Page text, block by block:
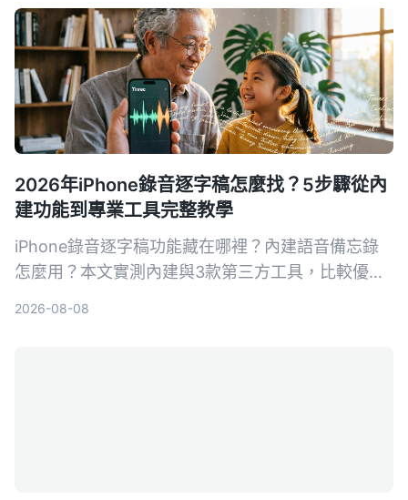
2026年iPhone錄音逐字稿怎麼找？5步驟從內
建功能到專業工具完整教學
iPhone錄音逐字稿功能藏在哪裡？內建語音備忘錄
怎麼用？本文實測內建與3款第三方工具，比較優缺
2026-08-08